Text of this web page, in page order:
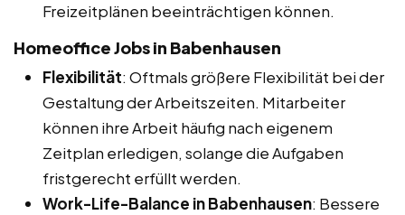
Freizeitplänen beeinträchtigen können.
Homeoffice Jobs in Babenhausen
Flexibilität: Oftmals größere Flexibilität bei der
Gestaltung der Arbeitszeiten. Mitarbeiter
können ihre Arbeit häufig nach eigenem
Zeitplan erledigen, solange die Aufgaben
fristgerecht erfüllt werden.
Work-Life-Balance in Babenhausen: Bessere